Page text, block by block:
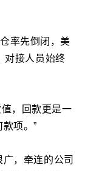
率先倒闭，美
对接人员始终
，回款更是一
项。”
，牵连的公司